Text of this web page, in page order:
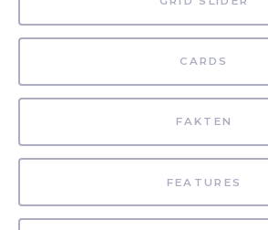
CARDS
FAKTEN
FEATURES